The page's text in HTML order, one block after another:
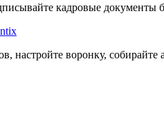
кадровые документы
настройте воронку, собирайте